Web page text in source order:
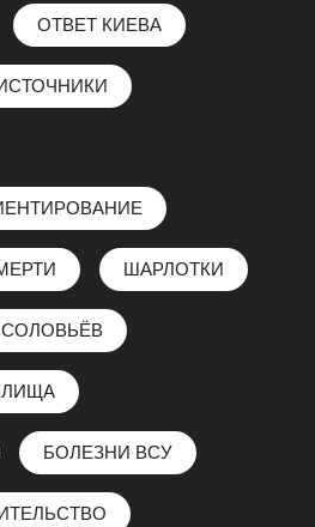
ОТВЕТ КИЕВА
ШАРЛОТКИ
БОЛЕЗНИ ВСУ